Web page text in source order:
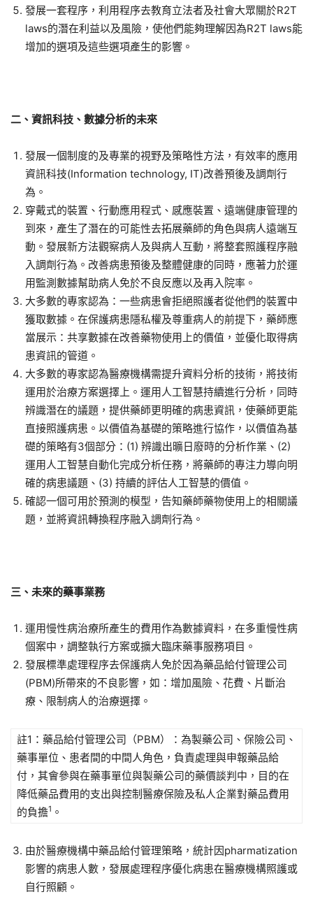
發展一套程序，利用程序去教育立法者及社會大眾關於R2T
laws的潛在利益以及風險，使他們能夠理解因為R2T laws能
增加的選項及這些選項產生的影響。
二、 資訊科技、數據分析的未來
發展一個制度的及專業的視野及策略性方法，有效率的應用
資訊科技(Information technology, IT)改善預後及調劑行
為。
穿戴式的裝置、行動應用程式、感應裝置、遠端健康管理的
到來，產生了潛在的可能性去拓展藥師的角色與病人遠端互
動。發展新方法觀察病人及與病人互動，將整套照護程序融
入調劑行為。改善病患預後及整體健康的同時，應著力於運
用監測數據幫助病人免於不良反應以及再入院率。
大多數的專家認為：一些病患會拒絕照護者從他們的裝置中
獲取數據。在保護病患隱私權及尊重病人的前提下，藥師應
當展示：共享數據在改善藥物使用上的價值，並優化取得病
患資訊的管道。
大多數的專家認為醫療機構需提升資料分析的技術，將技術
運用於治療方案選擇上。運用人工智慧持續進行分析，同時
辨識潛在的議題，提供藥師更明確的病患資訊，使藥師更能
直接照護病患。以價值為基礎的策略進行協作，以價值為基
礎的策略有3個部分：(1) 辨識出曠日廢時的分析作業、(2)
運用人工智慧自動化完成分析任務，將藥師的專注力導向明
確的病患議題、(3) 持續的評估人工智慧的價值。
確認一個可用於預測的模型，告知藥師藥物使用上的相關議
題，並將資訊轉換程序融入調劑行為。
三 、未來的藥事業務
運用慢性病治療所產生的費用作為數據資料，在多重慢性病
個案中，調整執行方案或擴大臨床藥事服務項目。
發展標準處理程序去保護病人免於因為藥品給付管理公司
(PBM)所帶來的不良影響，如：增加風險、花費、片斷治
療、限制病人的治療選擇。
註1：藥品給付管理公司（PBM）：為製藥公司、保險公司、
藥事單位、患者間的中間人角色，負責處理與申報藥品給
付，其會參與在藥事單位與製藥公司的藥價談判中，目的在
降低藥品費用的支出與控制醫療保險及私人企業對藥品費用
的負擔1 。
由於醫療機構中藥品給付管理策略，統計因pharmatization
影響的病患人數，發展處理程序優化病患在醫療機構照護或
自行照顧。